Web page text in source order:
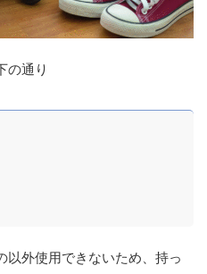
の通り
以外使用できないため、持っ